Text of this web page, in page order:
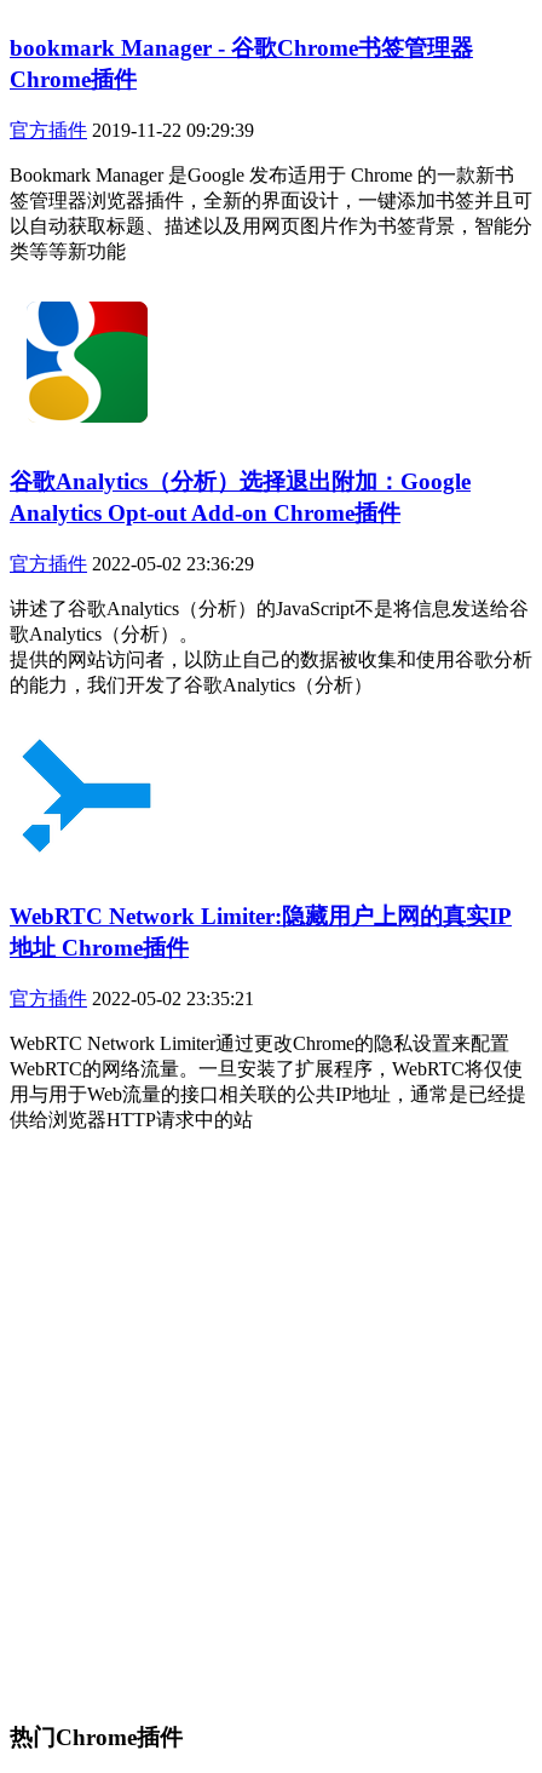
bookmark Manager - 谷歌Chrome书签管理器
Chrome插件
官方插件 2019-11-22 09:29:39
Bookmark Manager 是Google 发布适用于 Chrome 的一款新书
签管理器浏览器插件，全新的界面设计，一键添加书签并且可
以自动获取标题、描述以及用网页图片作为书签背景，智能分
类等等新功能
谷歌Analytics（分析）选择退出附加：Google
Analytics Opt-out Add-on Chrome插件
官方插件 2022-05-02 23:36:29
讲述了谷歌Analytics（分析）的JavaScript不是将信息发送给谷
歌Analytics（分析）。
提供的网站访问者，以防止自己的数据被收集和使用谷歌分析
的能力，我们开发了谷歌Analytics（分析）
WebRTC Network Limiter:隐藏用户上网的真实IP
地址 Chrome插件
官方插件 2022-05-02 23:35:21
WebRTC Network Limiter通过更改Chrome的隐私设置来配置
WebRTC的网络流量。一旦安装了扩展程序，WebRTC将仅使
用与用于Web流量的接口相关联的公共IP地址，通常是已经提
供给浏览器HTTP请求中的站
热门Chrome插件